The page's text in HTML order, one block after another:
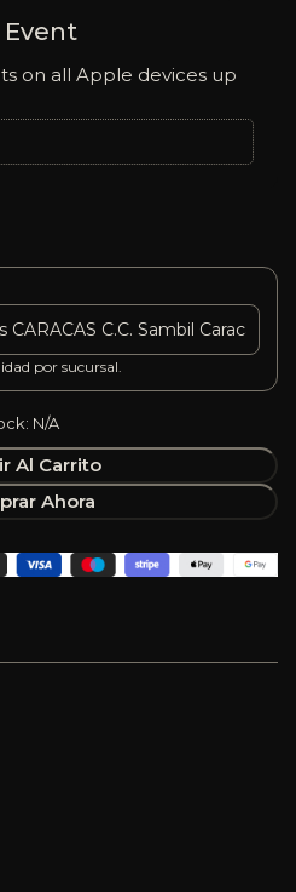
on all Apple devices up
por sucursal.
N/A
Al Carrito
Ahora